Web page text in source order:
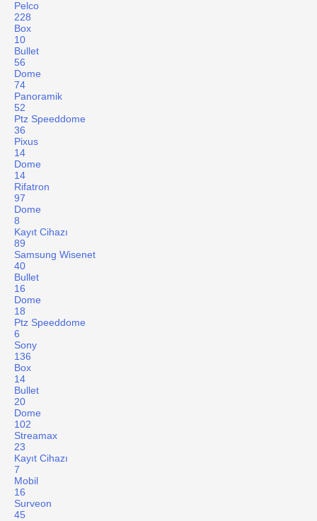
Pelco
228
Box
10
Bullet
56
Dome
74
Panoramik
52
Ptz Speeddome
36
Pixus
14
Dome
14
Rifatron
97
Dome
8
Kayıt Cihazı
89
Samsung Wisenet
40
Bullet
16
Dome
18
Ptz Speeddome
6
Sony
136
Box
14
Bullet
20
Dome
102
Streamax
23
Kayıt Cihazı
7
Mobil
16
Surveon
45